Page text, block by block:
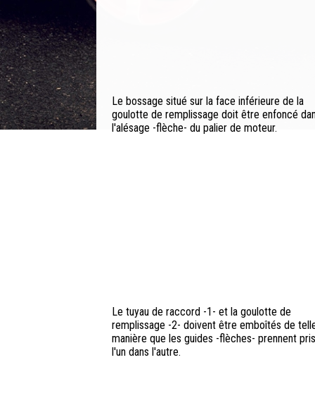
Le bossage situé sur la face inférieure de la
goulotte de remplissage doit être enfoncé
l'alésage -flèche- du palier de moteur.
Le tuyau de raccord -1- et la goulotte de
remplissage -2- doivent être emboîtés de
manière que les guides -flèches- prennent
l'un dans l'autre.